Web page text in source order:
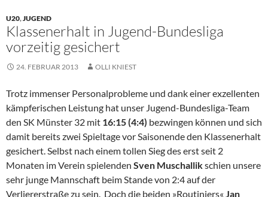
U20,JUGEND
Klassenerhalt in Jugend-Bundesliga
vorzeitig gesichert
24. FEBRUAR 2013 OLLI KNIEST
Trotz immenser Personalprobleme und dank einer exzellenten
kämpferischen Leistung hat unser Jugend-Bundesliga-Team
den SK Münster 32 mit 16:15 (4:4) bezwingen können und sich
damit bereits zwei Spieltage vor Saisonende den Klassenerhalt
gesichert. Selbst nach einem tollen Sieg des erst seit 2
Monaten im Verein spielenden Sven Muschallikschien unsere
sehr junge Mannschaft beim Stande von 2:4 auf der
Verliererstraße zu sein. Doch die beiden »Routiniers« Jan